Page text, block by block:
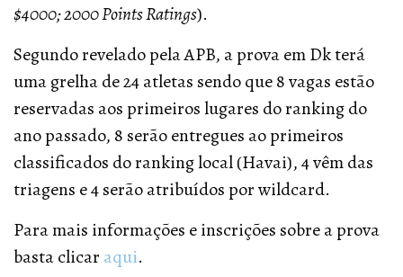
$4000; 2000 Points Ratings).
Segundo revelado pela APB, a prova em Dk terá
uma grelha de 24 atletas sendo que 8 vagas estão
reservadas aos primeiros lugares do ranking do
ano passado, 8 serão entregues ao primeiros
classificados do ranking local (Havai), 4 vêm das
triagens e 4 serão atribuídos por wildcard.
Para mais informações e inscrições sobre a prova
basta clicar aqui.